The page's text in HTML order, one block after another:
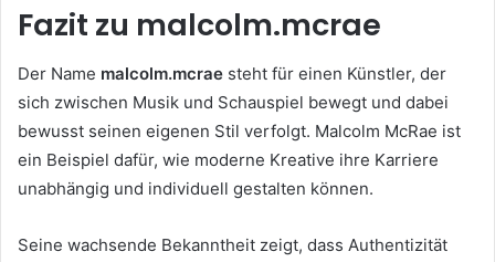
Fazit zu malcolm.mcrae
Der Name malcolm.mcrae steht für einen Künstler, der
sich zwischen Musik und Schauspiel bewegt und dabei
bewusst seinen eigenen Stil verfolgt. Malcolm McRae ist
ein Beispiel dafür, wie moderne Kreative ihre Karriere
unabhängig und individuell gestalten können.
Seine wachsende Bekanntheit zeigt, dass Authentizität